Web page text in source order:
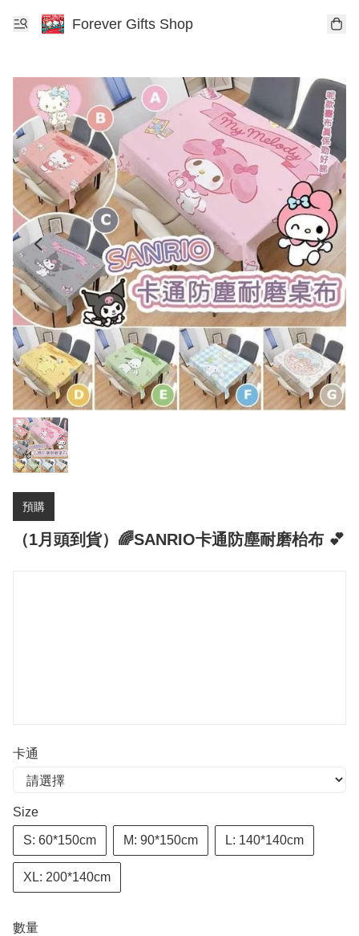
Forever Gifts Shop
預購
（1月頭到貨）🌈SANRIO卡通防塵耐磨枱布 💕
卡通
Size
S: 60*150cm M: 90*150cm L: 140*140cm
XL: 200*140cm
數量